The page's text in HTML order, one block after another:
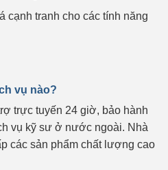
cạnh tranh cho các tính năng
vụ nào?
trực tuyến 24 giờ, bảo hành
vụ kỹ sư ở nước ngoài. Nhà
các sản phẩm chất lượng cao